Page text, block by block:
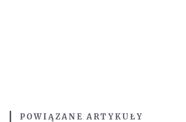
POWIĄZANE ARTYKUŁY